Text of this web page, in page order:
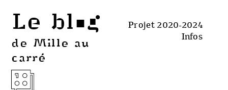
Le blog
de Mille au
carré
Projet 2020-2024
Infos